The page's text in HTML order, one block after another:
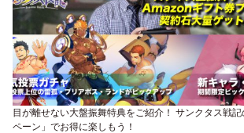
目が離せない大盤振舞特典をご紹介！ サンクタス戦
ペーン」でお得に楽しもう！